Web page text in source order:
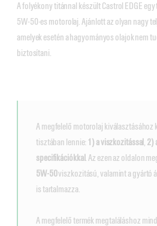
A folyékony titánnal készült Castrol EDGE
5W-50-es motorolaj. Ajánlott az olyan nagy
amelyek esetén a hagyományos olajok nem
biztosítani.
A megfelelő motorolaj
tisztában lennie: 1) a viszkozitással 2)
specifikációkkal . Az ezen az oldalon
5W-50viszkozitású, valamint a gyártó
is tartalmazza.
A megfelelő termék megtaláláshoz